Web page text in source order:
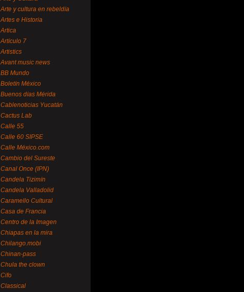
Arte y cultura en rebeldía
Artes e Historia
Artica
Artículo 7
Artistics
Avant music news
BB Mundo
Boletín México
Buenos días Mérida
Cablenoticias Yucatán
Cactus Lab
Calle 55
Calle 60 SIPSE
Calle México.com
Cambio del Sureste
Canal Once (IPN)
Candela Tizimín
Candela Valladolid
Caramello Cultural
Casa de Francia
Centro de la Imagen
Chiapas en la mira
Chilango.mobi
Chinan-pass
Chula the clown
Cifo
Classical